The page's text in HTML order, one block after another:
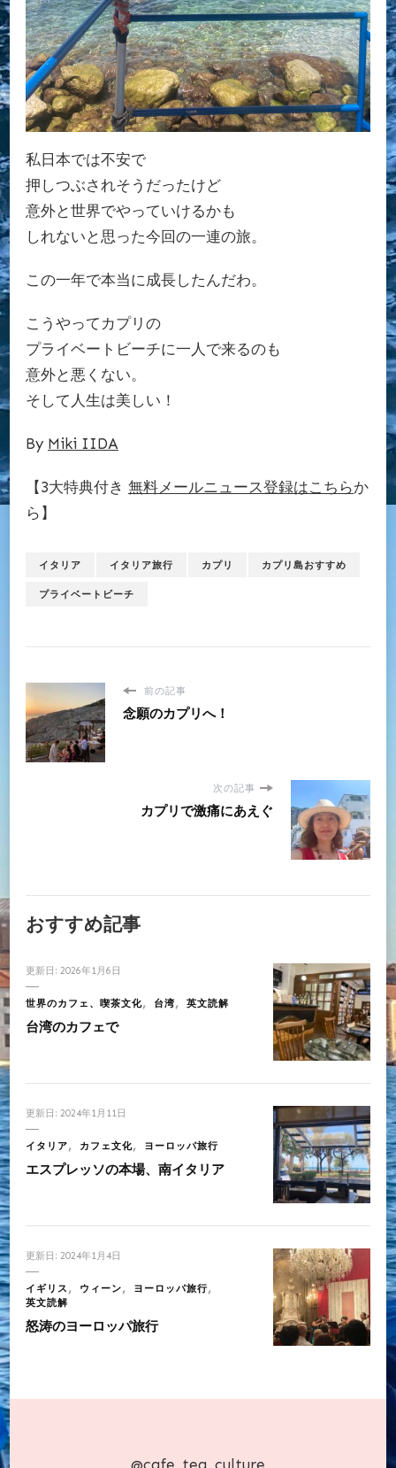
私日本では不安で
押しつぶされそうだったけど
意外と世界でやっていけるかも
しれないと思った今回の一連の旅。
この一年で本当に成長したんだわ。
こうやってカプリの
プライベートビーチに一人で来るのも
意外と悪くない。
そして人生は美しい！
By Miki IIDA
【3大特典付き 無料メールニュース登録はこちらか
ら】
イタリア イタリア旅行 カプリ カプリ島おすすめ
プライベートビーチ
前の記事
念願のカプリへ！
次の記事
カプリで激痛にあえぐ
おすすめ記事
更新日: 2026年1月6日
世界のカフェ、喫茶文化 台湾 英文読解
台湾のカフェで
更新日: 2024年1月11日
イタリア カフェ文化 ヨーロッパ旅行
エスプレッソの本場、南イタリア
更新日: 2024年1月4日
イギリス ウィーン
ヨーロッパ旅行
英文読解
怒涛のヨーロッパ旅行